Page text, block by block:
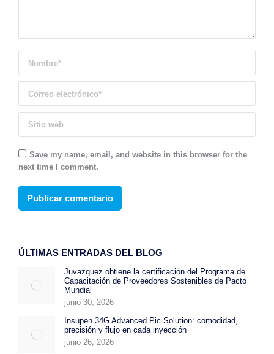
Save my name, email, and website in this browser for the
next time I comment.
Publicar comentario
ÚLTIMAS ENTRADAS DEL BLOG
Juvazquez obtiene la certificación del Programa de
Capacitación de Proveedores Sostenibles de Pacto
Mundial
junio 30, 2026
Insupen 34G Advanced Pic Solution: comodidad,
precisión y flujo en cada inyección
junio 26, 2026